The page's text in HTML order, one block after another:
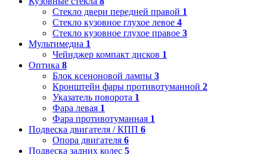
Стекло двери передней правой 1
Стекло кузовное глухое левое 4
Стекло кузовное глухое правое 3
Мультимедиа 1
Чейнджер компакт дисков 1
Оптика 8
Блок ксеноновой лампы 3
Кронштейн фары противотуманной 2
Указатель поворота 1
Фара левая 1
Фара противотуманная 1
Подвеска двигателя / КПП 6
Опора двигателя 6
Подвеска задних колес 5